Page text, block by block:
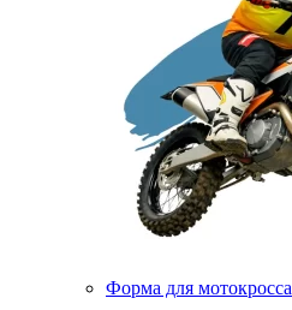
Форма для мотокросса